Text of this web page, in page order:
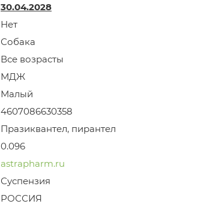
30.04.2028
Нет
Собака
Все возрасты
МДЖ
Малый
4607086630358
Празиквантел, пирантел
0.096
astrapharm.ru
Суспензия
РОССИЯ